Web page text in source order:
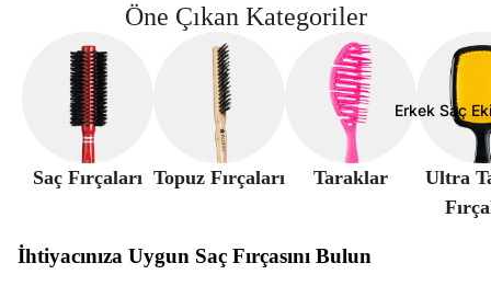
Erkek Saç
Öne Çıkan Kategoriler
Saç Fırçaları Topuz Fırçaları Taraklar
Ultra
İhtiyacınıza Uygun Saç Fırçasını Bulun